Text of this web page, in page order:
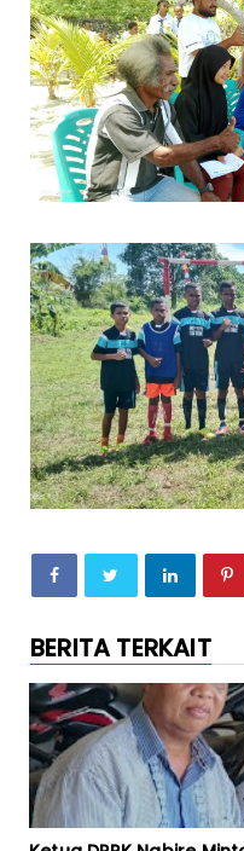
BERITA TERKAIT